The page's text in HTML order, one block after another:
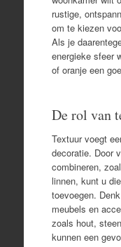
rustige,
om te kiezen
Als je
energieke sfeer
of oranje een
De rol van
Textuur voegt
decoratie. Door
combineren,
linnen, kunt u
toevoegen.
meubels en
zoals hout,
kunnen een